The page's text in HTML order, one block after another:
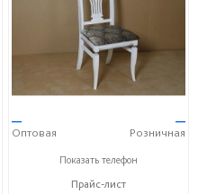
—
Оптовая
—
Розничная
+7 (4872) 73-07-56
Показать телефон
Прайс-лист